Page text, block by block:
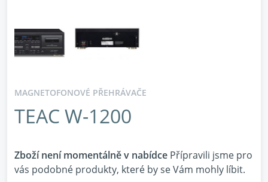
MAGNETOFONOVÉ PŘEHRÁVAČE
TEAC W-1200
Zboží není momentálně v nabídce Přípravili jsme pro
vás podobné produkty, které by se Vám mohly líbit.